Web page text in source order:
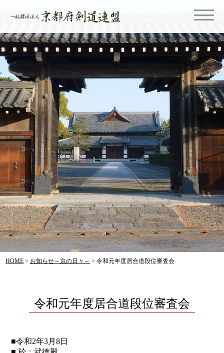
HOME > お知らせ～京の日々～ >令和元年度居合道段位審査会
令和元年度居合道段位審査会
■令和2年3月8日